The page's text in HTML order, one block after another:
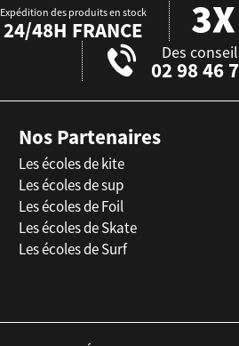
Expédition des produits en stock
24/48H FRANCE
Des
02 98 46
Nos Partenaires
Les écoles de kite
Les écoles de sup
Les écoles de Foil
Les écoles de Skate
Les écoles de Surf